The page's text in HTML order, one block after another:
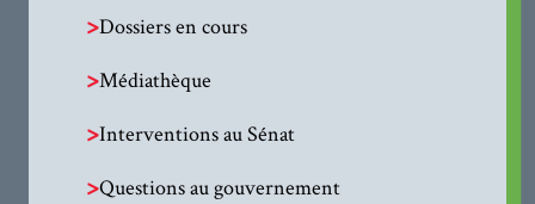
>Dossiers en cours
>Médiathèque
>Interventions au Sénat
>Questions au gouvernement